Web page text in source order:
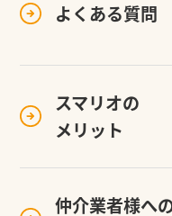
よくある質問
スマリオの
メリット
仲介業者様へ